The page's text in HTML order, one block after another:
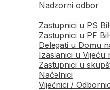
Nadzorni odbor
Zastupnici u PS
Zastupnici u PF
Delegati u Domu
Izaslanici u Vijeću
Zastupnici u
Načelnici
Vijećnici /